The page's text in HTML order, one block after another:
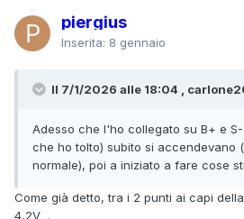
piergius
Inserita: 8 gennaio
Il 7/1/2026 alle 18:04 ,
Adesso che l'ho collegato su B+ e
che ho tolto) subito si accendevano
normale), poi a iniziato a fare cose
Come già detto, tra i 2 punti ai capi
4,2V .